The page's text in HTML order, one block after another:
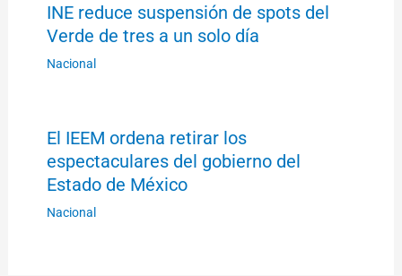
INE reduce suspensión de spots del
Verde de tres a un solo día
Nacional
El IEEM ordena retirar los
espectaculares del gobierno del
Estado de México
Nacional